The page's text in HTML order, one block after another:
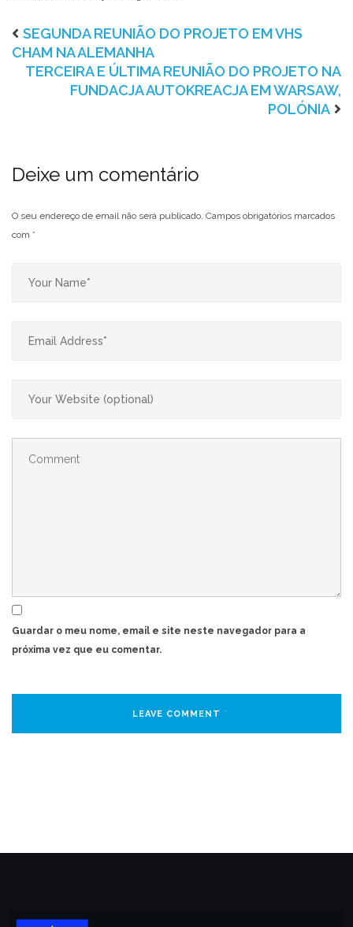
SEGUNDA REUNIÃO DO PROJETO EM VHS
CHAM NA ALEMANHA
TERCEIRA E ÚLTIMA REUNIÃO DO PROJETO NA
FUNDACJA AUTOKREACJA EM WARSAW,
POLÓNIA
Deixe um comentário
O seu endereço de email não será publicado. Campos obrigatórios marcados
com *
Guardar o meu nome, email e site neste navegador para a
próxima vez que eu comentar.